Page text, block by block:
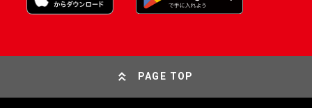
PAGE TOP